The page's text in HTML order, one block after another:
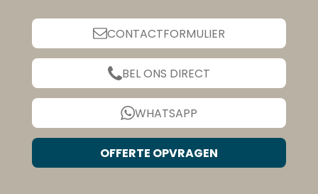
CONTACTFORMULIER
BEL ONS DIRECT
WHATSAPP
OFFERTE OPVRAGEN